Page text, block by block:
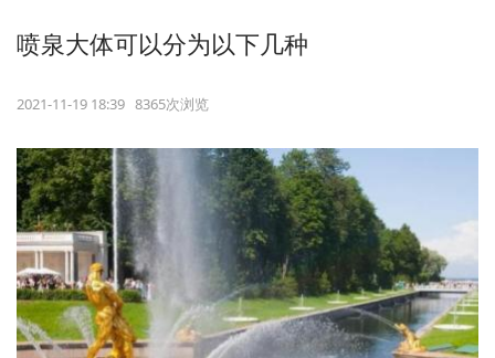
喷泉大体可以分为以下几种
2021-11-19 18:39 8365次浏览